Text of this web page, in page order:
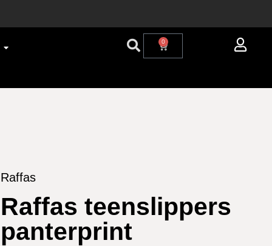
0
Raffas
Raffas teenslippers
panterprint